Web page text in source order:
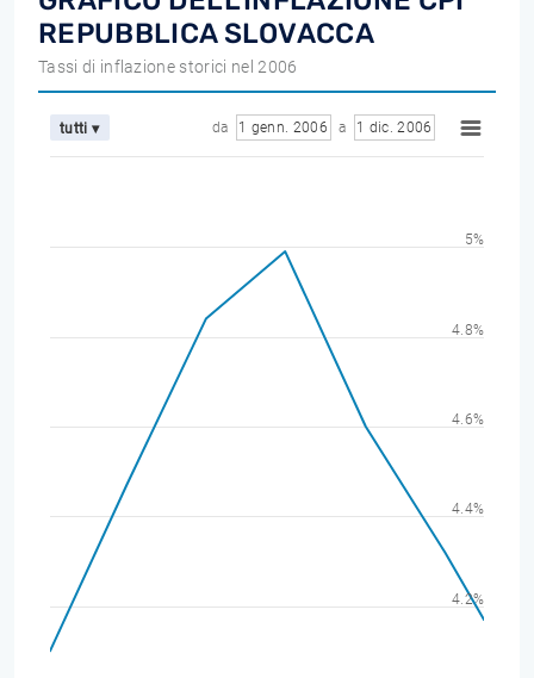
REPUBBLICA SLOVACCA
Tassi di inflazione storici nel 2006
tutti ▾ da 1 genn. 2006 a 1 dic. 2006
4.2%
4.4%
4.6%
4.8%
5%